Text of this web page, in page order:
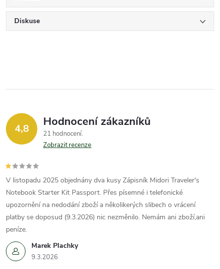
Diskuse
4,8 Hodnocení zákazníků
21 hodnocení
Zobrazit recenze
Marek Plachky
9.3.2026
V listopadu 2025 objednány dva kusy Zápisník Midori Traveler's
Notebook Starter Kit Passport. Přes písemné i telefonické
upozornění na nedodání zboží a několikerých slibech o vrácení
platby se doposud (9.3.2026) nic nezměnilo. Nemám ani zboží,ani
peníze.